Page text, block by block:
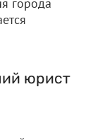
юрист